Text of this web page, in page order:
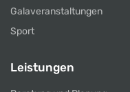
Galaveranstaltungen
Sport
Leistungen